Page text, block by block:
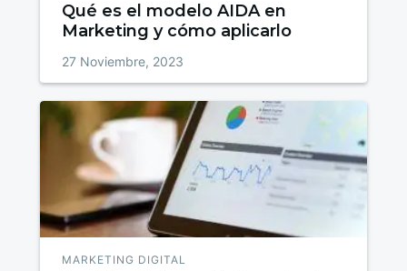
Qué es el modelo AIDA en
Marketing y cómo aplicarlo
27 Noviembre, 2023
MARKETING DIGITAL